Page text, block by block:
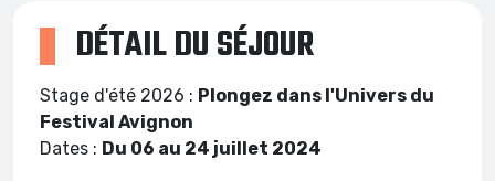
DÉTAIL DU SÉJOUR
Stage d'été 2026 : Plongez dans l'Univers du
Festival Avignon
Dates : Du 06 au 24 juillet 2024